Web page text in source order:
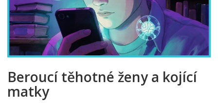
Beroucí těhotné ženy a kojící
matky